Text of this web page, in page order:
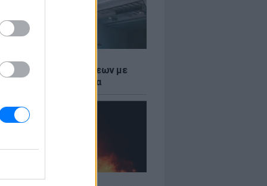
Ρεκόρ Αναχωρήσεων με
στα Λιμάνια